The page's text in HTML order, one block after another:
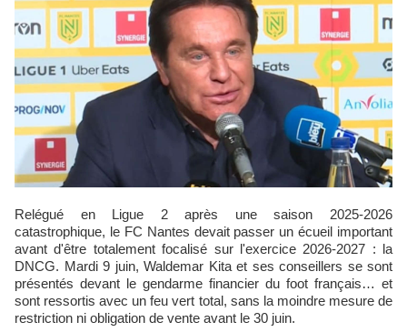
Relégué en Ligue 2 après une saison 2025-2026
catastrophique, le FC Nantes devait passer un écueil important
avant d'être totalement focalisé sur l'exercice 2026-2027 : la
DNCG. Mardi 9 juin, Waldemar Kita et ses conseillers se sont
présentés devant le gendarme financier du foot français… et
sont ressortis avec un feu vert total, sans la moindre mesure de
restriction ni obligation de vente avant le 30 juin.